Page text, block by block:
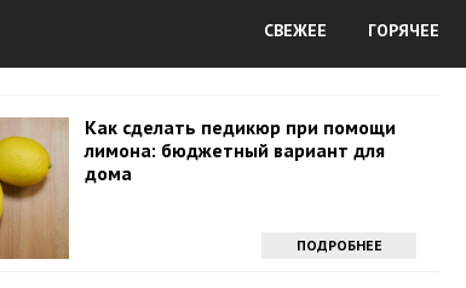
СВЕЖЕЕ ГОРЯЧЕЕ
Как сделать педикюр при помощи
лимона: бюджетный вариант для
дома
ПОДРОБНЕЕ